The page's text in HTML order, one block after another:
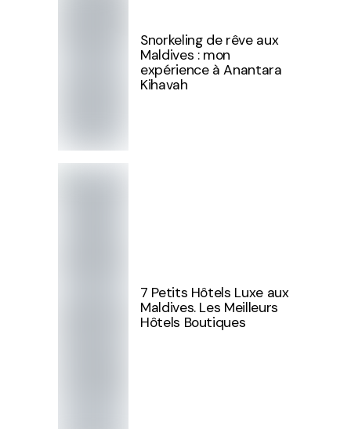
Snorkeling de rêve aux
Maldives : mon
expérience à Anantara
Kihavah
7 Petits Hôtels Luxe aux
Maldives. Les Meilleurs
Hôtels Boutiques